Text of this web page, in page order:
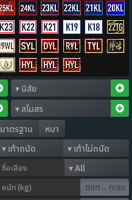
มาตรฐาน หนา
ชื่อเสียง
หนัก (kg) -